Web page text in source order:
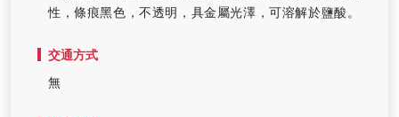
性，條痕黑色，不透明，具金屬光澤，可溶解於鹽酸。
交通方式
無